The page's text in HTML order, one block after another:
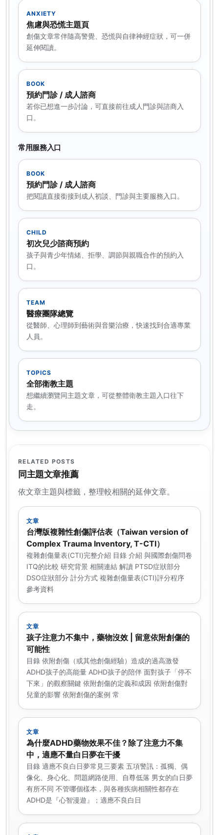
ANXIETY
焦慮與恐慌主題頁
創傷文章常伴隨高警覺、恐慌與自律神經症狀，可一併
延伸閱讀。
BOOK
預約門診 / 成人諮商
若你已想進一步討論，可直接前往成人門診與諮商入
口。
常用服務入口
BOOK
預約門診 / 成人諮商
把閱讀直接銜接到成人初談、門診與主要服務入口。
CHILD
初次兒少諮商預約
孩子與青少年情緒、拒學、調節與親職合作的預約入
口。
TEAM
醫療團隊總覽
從醫師、心理師到藝術與音樂治療，快速找到合適專業
人員。
TOPICS
全部衛教主題
想繼續瀏覽同主題文章，可從整體衛教主題入口往下
走。
RELATED POSTS
同主題文章推薦
依文章主題與標籤，整理較相關的延伸文章。
文章
台灣版複雜性創傷評估表（Taiwan version of
Complex Trauma Inventory, T-CTI）
複雜創傷量表(CTI)完整介紹 目錄 介紹 與國際創傷問卷
ITQ的比較 研究背景 相關連結 解讀 PTSD症狀部分
DSO症狀部分 計分方式 複雜創傷量表(CTI)評分程序
參考資料
文章
孩子注意力不集中，藥物沒效 | 留意依附創傷的
可能性
目錄 依附創傷（或其他創傷經驗）造成的過高激發
ADHD孩子的高能量 ADHD孩子的陪伴 面對孩子「停不
下來」的觀察關鍵 依附創傷的定義和成因 依附創傷對
兒童的影響 依附創傷的案例 常
文章
為什麼ADHD藥物效果不佳？除了注意力不集
中，適應不量白日夢在干擾
目錄 適應不良白日夢常見三要素 五項警訊：孤獨、偶
像化、身心化、問題網路使用、自尊低落 男女的白日夢
有所不同 不管哪個樣本，與各種疾病相關性都存在
ADHD是『心智漫遊』；適應不良白日